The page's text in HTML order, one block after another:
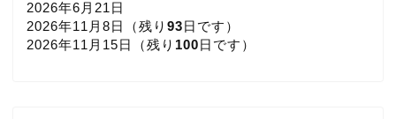
2026年6月21日
2026年11月8日（残り 93日です）
2026年11月15日（残り 100日です）